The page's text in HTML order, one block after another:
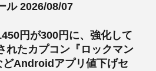
ル 2026/08/07
円が300円に、強化して
れたカプコン『ロックマン
どAndroidアプリ値下げセ